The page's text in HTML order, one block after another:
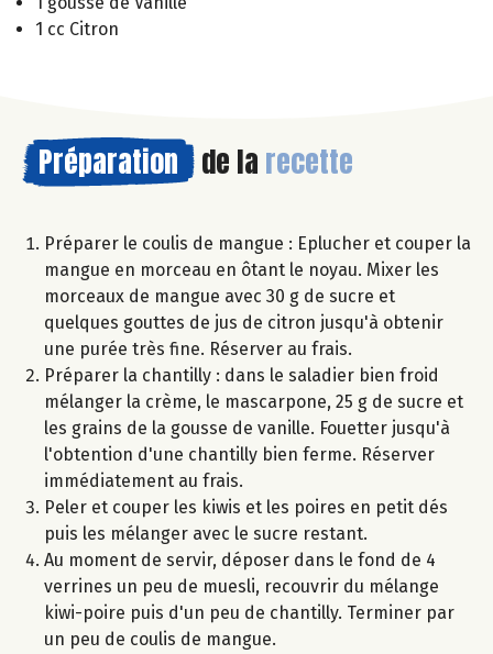
1 cc Citron
Préparation de la recette
Préparer le coulis de mangue : Eplucher et couper la
mangue en morceau en ôtant le noyau. Mixer les
morceaux de mangue avec 30 g de sucre et
quelques gouttes de jus de citron jusqu'à obtenir
une purée très fine. Réserver au frais.
Préparer la chantilly : dans le saladier bien froid
mélanger la crème, le mascarpone, 25 g de sucre et
les grains de la gousse de vanille. Fouetter jusqu'à
l'obtention d'une chantilly bien ferme. Réserver
immédiatement au frais.
Peler et couper les kiwis et les poires en petit dés
puis les mélanger avec le sucre restant.
Au moment de servir, déposer dans le fond de 4
verrines un peu de muesli, recouvrir du mélange
kiwi-poire puis d'un peu de chantilly. Terminer par
un peu de coulis de mangue.